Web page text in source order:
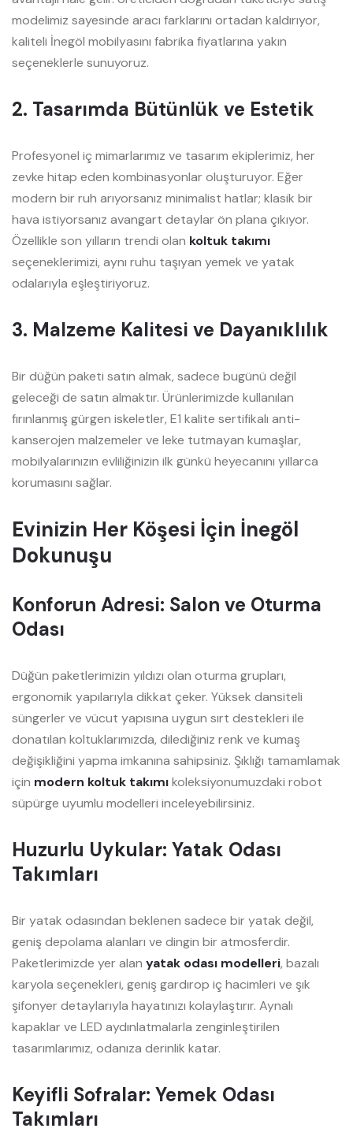
modelimiz sayesinde aracı farklarını ortadan kaldırıyor,
kaliteli İnegöl mobilyasını fabrika fiyatlarına yakın
seçeneklerle sunuyoruz.
2. Tasarımda Bütünlük ve Estetik
Profesyonel iç mimarlarımız ve tasarım ekiplerimiz, her
zevke hitap eden kombinasyonlar oluşturuyor. Eğer
modern bir ruh arıyorsanız minimalist hatlar; klasik bir
hava istiyorsanız avangart detaylar ön plana çıkıyor.
Özellikle son yılların trendi olan koltuk takımı
seçeneklerimizi, aynı ruhu taşıyan yemek ve yatak
odalarıyla eşleştiriyoruz.
3. Malzeme Kalitesi ve Dayanıklılık
Bir düğün paketi satın almak, sadece bugünü değil
geleceği de satın almaktır. Ürünlerimizde kullanılan
fırınlanmış gürgen iskeletler, E1 kalite sertifikalı anti-
kanserojen malzemeler ve leke tutmayan kumaşlar,
mobilyalarınızın evliliğinizin ilk günkü heyecanını yıllarca
korumasını sağlar.
Evinizin Her Köşesi İçin İnegöl
Dokunuşu
Konforun Adresi: Salon ve Oturma
Odası
Düğün paketlerimizin yıldızı olan oturma grupları,
ergonomik yapılarıyla dikkat çeker. Yüksek dansiteli
süngerler ve vücut yapısına uygun sırt destekleri ile
donatılan koltuklarımızda, dilediğiniz renk ve kumaş
değişikliğini yapma imkanına sahipsiniz. Şıklığı tamamlamak
için modern koltuk takımıkoleksiyonumuzdaki robot
süpürge uyumlu modelleri inceleyebilirsiniz.
Huzurlu Uykular: Yatak Odası
Takımları
Bir yatak odasından beklenen sadece bir yatak değil,
geniş depolama alanları ve dingin bir atmosferdir.
Paketlerimizde yer alan yatak odası modelleri, bazalı
karyola seçenekleri, geniş gardırop iç hacimleri ve şık
şifonyer detaylarıyla hayatınızı kolaylaştırır. Aynalı
kapaklar ve LED aydınlatmalarla zenginleştirilen
tasarımlarımız, odanıza derinlik katar.
Keyifli Sofralar: Yemek Odası
Takımları